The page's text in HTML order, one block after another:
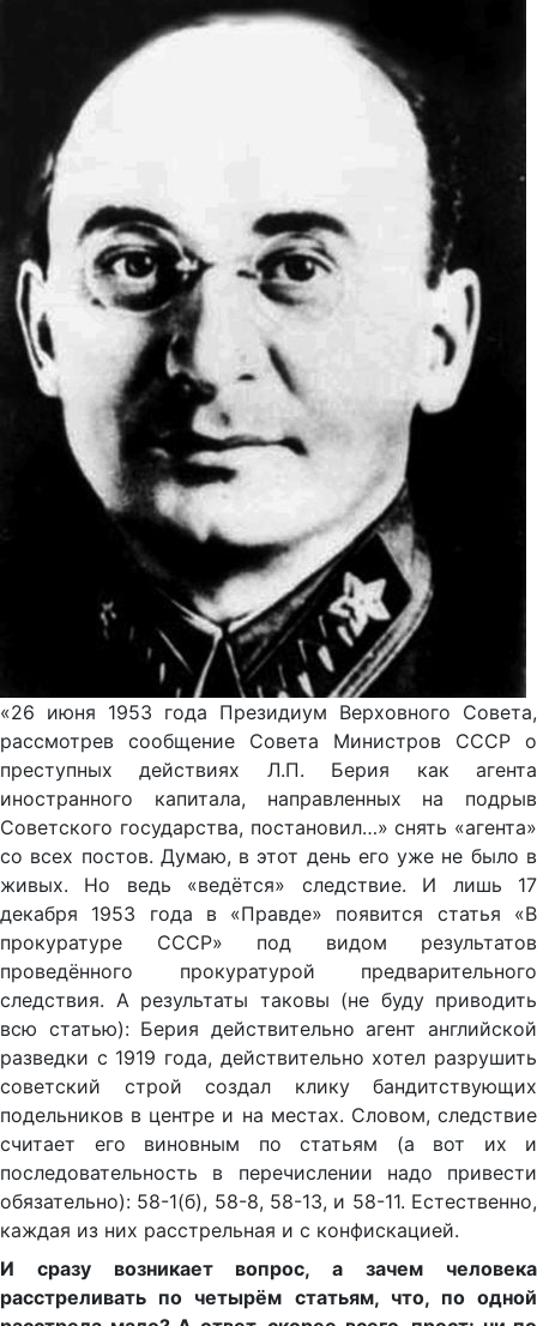
«26 июня 1953 года Президиум Верховного Совета,
рассмотрев сообщение Совета Министров СССР о
преступных действиях Л.П. Берия как агента
иностранного капитала, направленных на подрыв
Советского государства, постановил…» снять «агента»
со всех постов. Думаю, в этот день его уже не было в
живых. Но ведь «ведётся» следствие. И лишь 17
декабря 1953 года в «Правде» появится статья «В
прокуратуре СССР» под видом результатов
проведённого прокуратурой предварительного
следствия. А результаты таковы (не буду приводить
всю статью): Берия действительно агент английской
разведки с 1919 года, действительно хотел разрушить
советский строй создал клику бандитствующих
подельников в центре и на местах. Словом, следствие
считает его виновным по статьям (а вот их и
последовательность в перечислении надо привести
обязательно): 58-1(б), 58-8, 58-13, и 58-11. Естественно,
каждая из них расстрельная и с конфискацией.
И сразу возникает вопрос, а зачем человека
расстреливать по четырём статьям, что, по одной